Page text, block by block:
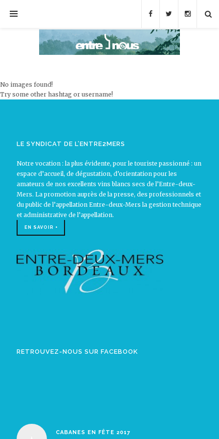
No images found!
Try some other hashtag or username!
LE SYNDICAT DE L’ENTRE2MERS
Notre vocation : la plus évidente, pour le touriste passionné : un
espace d’accueil, de dégustation, d’orientation pour les
amateurs de nos excellents vins blancs secs de l’Entre-deux-
Mers. La promotion auprès de la presse, des professionnels et
du public de l’appellation Entre-deux-Mers la gestion technique
et administrative de l’appellation.
EN SAVOIR +
RETROUVEZ-NOUS SUR FACEBOOK
CABANES EN FÊTE 2017